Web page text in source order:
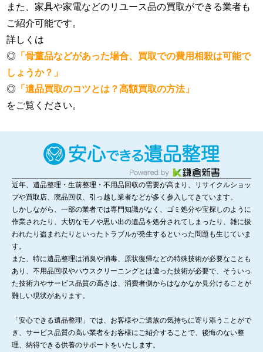
また、家具や家電などのリユース品の買取ができる業者も
ご紹介可能です。
詳しくは
◎ 「骨董品などがあった場合、買取での費用相殺は可能で
しょうか？」
◎ 「遺品買取のコツとは？高額買取の方法」
をご覧ください。
近年、遺品整理・生前整理・不用品回収の需要が高まり、リサイクルショッ
プや買取店、廃品回収、引っ越し業者などが多く参入してきています。
しかしながら、一部の業者では専門知識がなく、ゴミ処分や宝探しのように
作業されたり、大切なモノや思い出の遺品を処分されてしまったり、雑に扱
われたり盗まれたりといったトラブルが発生するといった問題も生じていま
す。
また、特に遺品整理は消臭や消毒、原状復帰などの特殊技術が必要なことも
あり、不用品回収やハウスクリーニングとは違った技術が必要で、そういっ
た技術力やサービス品質の高さは、消費者側からはなかなか見分けることが
難しい現状があります。
「安心できる遺品整理」では、お客様やご遺族の気持ちに寄り添うことがで
き、サービス品質の高い業者をお客様にご紹介することで、後悔のない整
理、納得できる供養のサポートをいたします。